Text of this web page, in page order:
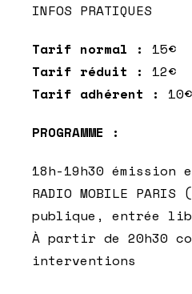
INFOS PRATIQUES
Tarif normal :
15€
Tarif réduit :
12€
Tarif adhérent :
10€
PROGRAMME :
18h-19h30 émission
RADIO MOBILE
publique, entrée
À partir de 20h30
interventions